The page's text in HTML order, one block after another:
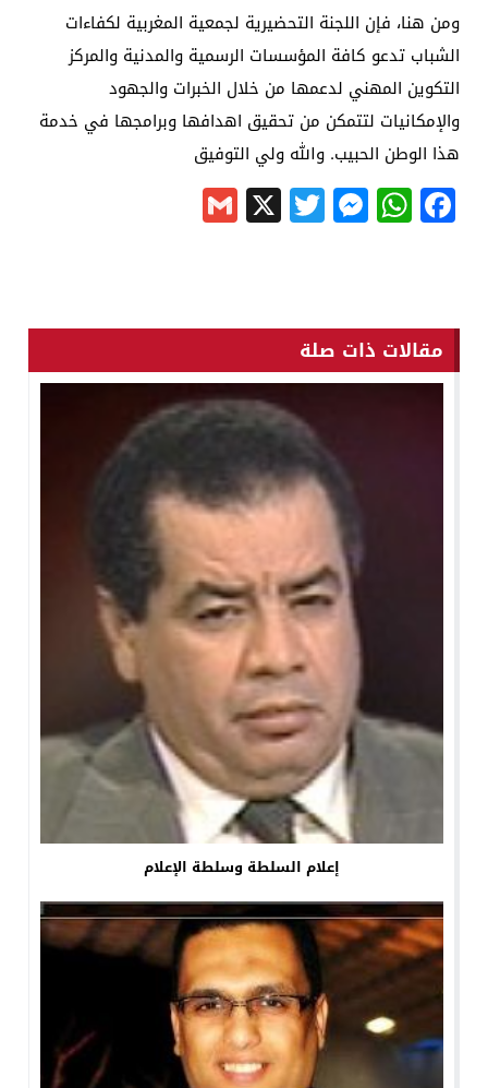
ومن هنا، فإن اللجنة التحضيرية لجمعية المغربية لكفاءات
الشباب تدعو كافة المؤسسات الرسمية والمدنية والمركز
التكوين المهني لدعمها من خلال الخبرات والجهود
والإمكانيات لتتمكن من تحقيق اهدافها وبرامجها في خدمة
هذا الوطن الحبيب. والله ولي التوفيق
Facebook
WhatsApp
Messenger
Twitter
X
مقالات ذات صلة
إعلام السلطة وسلطة الإعلام